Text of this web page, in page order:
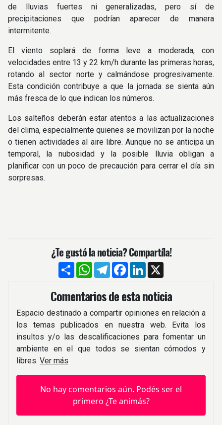
de lluvias fuertes ni generalizadas, pero sí de
precipitaciones que podrían aparecer de manera
intermitente.
El viento soplará de forma leve a moderada, con
velocidades entre 13 y 22 km/h durante las primeras horas,
rotando al sector norte y calmándose progresivamente.
Esta condición contribuye a que la jornada se sienta aún
más fresca de lo que indican los números.
Los salteños deberán estar atentos a las actualizaciones
del clima, especialmente quienes se movilizan por la noche
o tienen actividades al aire libre. Aunque no se anticipa un
temporal, la nubosidad y la posible lluvia obligan a
planificar con un poco de precaución para cerrar el día sin
sorpresas.
¿Te gustó la noticia? Compartíla!
CompartirWhatsApp
TelegramFacebook
LinkedIn
Comentarios de esta noticia
Espacio destinado a compartir opiniones en relación a
los temas publicados en nuestra web. Evita los
insultos y/o las descalificaciones para fomentar un
ambiente en el que todos se sientan cómodos y
libres. Ver más
No hay comentarios aún. Podés ser el
primero ¿Te animás?